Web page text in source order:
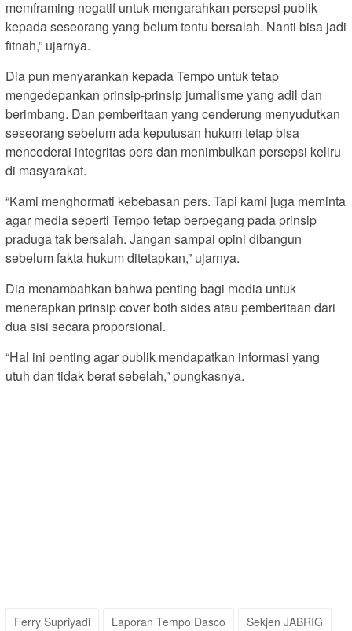
memframing negatif untuk mengarahkan persepsi publik
kepada seseorang yang belum tentu bersalah. Nanti bisa jadi
fitnah,” ujarnya.
Dia pun menyarankan kepada Tempo untuk tetap
mengedepankan prinsip-prinsip jurnalisme yang adil dan
berimbang. Dan pemberitaan yang cenderung menyudutkan
seseorang sebelum ada keputusan hukum tetap bisa
mencederai integritas pers dan menimbulkan persepsi keliru
di masyarakat.
“Kami menghormati kebebasan pers. Tapi kami juga meminta
agar media seperti Tempo tetap berpegang pada prinsip
praduga tak bersalah. Jangan sampai opini dibangun
sebelum fakta hukum ditetapkan,” ujarnya.
Dia menambahkan bahwa penting bagi media untuk
menerapkan prinsip cover both sides atau pemberitaan dari
dua sisi secara proporsional.
“Hal ini penting agar publik mendapatkan informasi yang
utuh dan tidak berat sebelah,” pungkasnya.
Ferry Supriyadi Laporan Tempo Dasco Sekjen JABRIG